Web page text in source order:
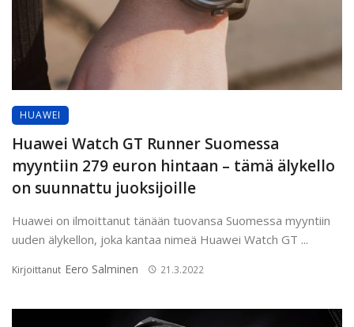
HUAWEI
Huawei Watch GT Runner Suomessa
myyntiin 279 euron hintaan – tämä älykello
on suunnattu juoksijoille
Huawei on ilmoittanut tänään tuovansa Suomessa myyntiin
uuden älykellon, joka kantaa nimeä Huawei Watch GT ...
Kirjoittanut Eero Salminen 21.3.2022